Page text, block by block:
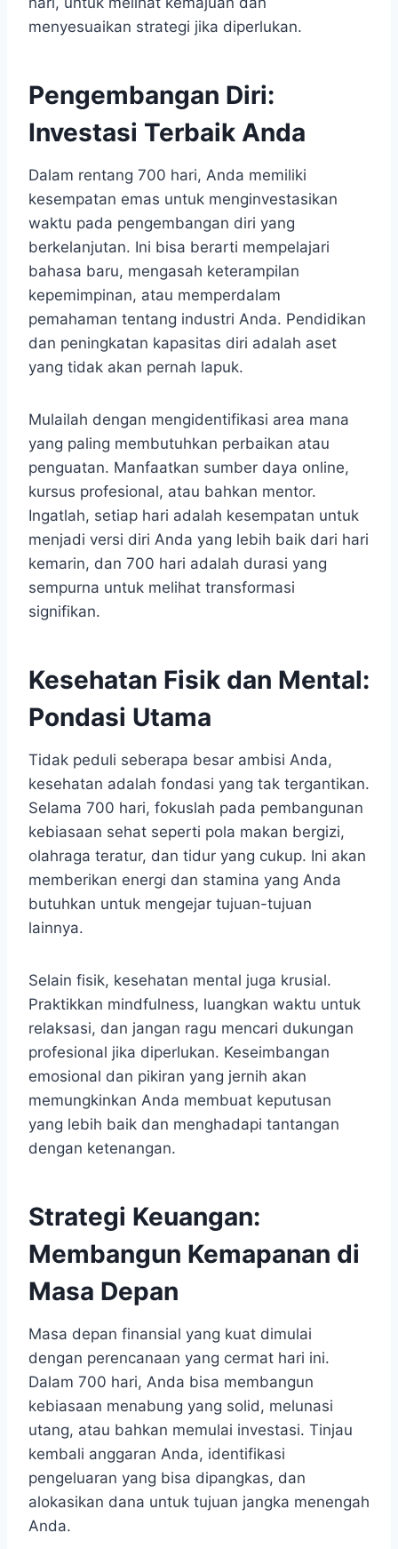
menyesuaikan strategi jika diperlukan.
Pengembangan Diri:
Investasi Terbaik Anda
Dalam rentang 700 hari, Anda memiliki
kesempatan emas untuk menginvestasikan
waktu pada pengembangan diri yang
berkelanjutan. Ini bisa berarti mempelajari
bahasa baru, mengasah keterampilan
kepemimpinan, atau memperdalam
pemahaman tentang industri Anda. Pendidikan
dan peningkatan kapasitas diri adalah aset
yang tidak akan pernah lapuk.
Mulailah dengan mengidentifikasi area mana
yang paling membutuhkan perbaikan atau
penguatan. Manfaatkan sumber daya online,
kursus profesional, atau bahkan mentor.
Ingatlah, setiap hari adalah kesempatan untuk
menjadi versi diri Anda yang lebih baik dari hari
kemarin, dan 700 hari adalah durasi yang
sempurna untuk melihat transformasi
signifikan.
Kesehatan Fisik dan Mental:
Pondasi Utama
Tidak peduli seberapa besar ambisi Anda,
kesehatan adalah fondasi yang tak tergantikan.
Selama 700 hari, fokuslah pada pembangunan
kebiasaan sehat seperti pola makan bergizi,
olahraga teratur, dan tidur yang cukup. Ini akan
memberikan energi dan stamina yang Anda
butuhkan untuk mengejar tujuan-tujuan
lainnya.
Selain fisik, kesehatan mental juga krusial.
Praktikkan mindfulness, luangkan waktu untuk
relaksasi, dan jangan ragu mencari dukungan
profesional jika diperlukan. Keseimbangan
emosional dan pikiran yang jernih akan
memungkinkan Anda membuat keputusan
yang lebih baik dan menghadapi tantangan
dengan ketenangan.
Strategi Keuangan:
Membangun Kemapanan di
Masa Depan
Masa depan finansial yang kuat dimulai
dengan perencanaan yang cermat hari ini.
Dalam 700 hari, Anda bisa membangun
kebiasaan menabung yang solid, melunasi
utang, atau bahkan memulai investasi. Tinjau
kembali anggaran Anda, identifikasi
pengeluaran yang bisa dipangkas, dan
alokasikan dana untuk tujuan jangka menengah
Anda.